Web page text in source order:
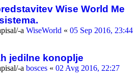
Wise World Me
a WiseWorld « 05 Sep 2016, 23:44
jedilne konoplje
a bosces « 02 Avg 2016, 22:27